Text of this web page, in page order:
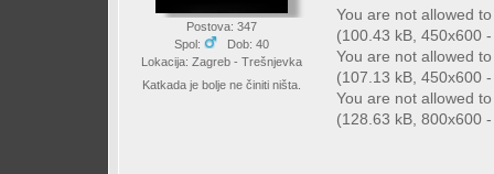
Postova: 347
Spol:
Dob: 40
Lokacija: Zagreb - Trešnjevka
Katkada je bolje ne činiti ništa.
You are not allowed
(100.43 kB, 450x600
You are not allowed
(107.13 kB, 450x600
You are not allowed
(128.63 kB, 800x600